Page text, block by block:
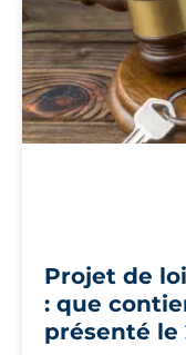
Projet de
: que
présenté le